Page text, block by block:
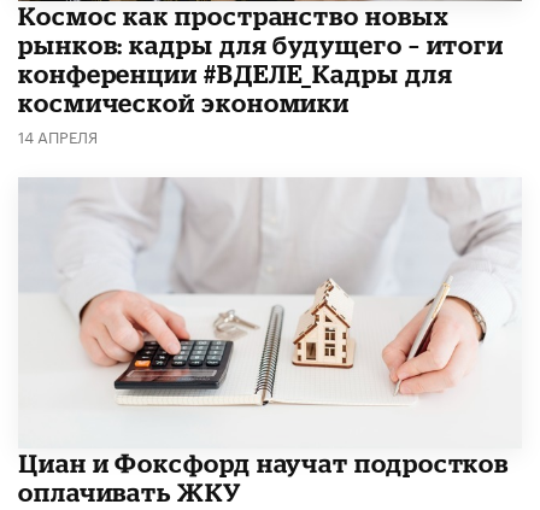
Космос как пространство новых
рынков: кадры для будущего – итоги
конференции #ВДЕЛЕ_Кадры для
космической экономики
14 АПРЕЛЯ
Циан и Фоксфорд научат подростков
оплачивать ЖКУ